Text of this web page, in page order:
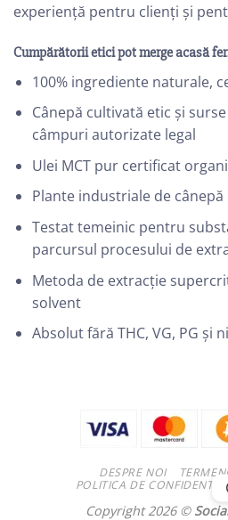
experiență pentru clienți și
Cumpărătorii etici pot merge acasă
100% ingrediente naturale,
Cânepă cultivată etic și
câmpuri autorizate legal
Ulei MCT pur certificat
Plante industriale de cânepă
Testat temeinic pentru
parcursul procesului de
Metoda de extracție
solvent
Absolut fără THC, VG, PG și
DESPRE NOI
POLITICA DE
Copyright 2026 ©